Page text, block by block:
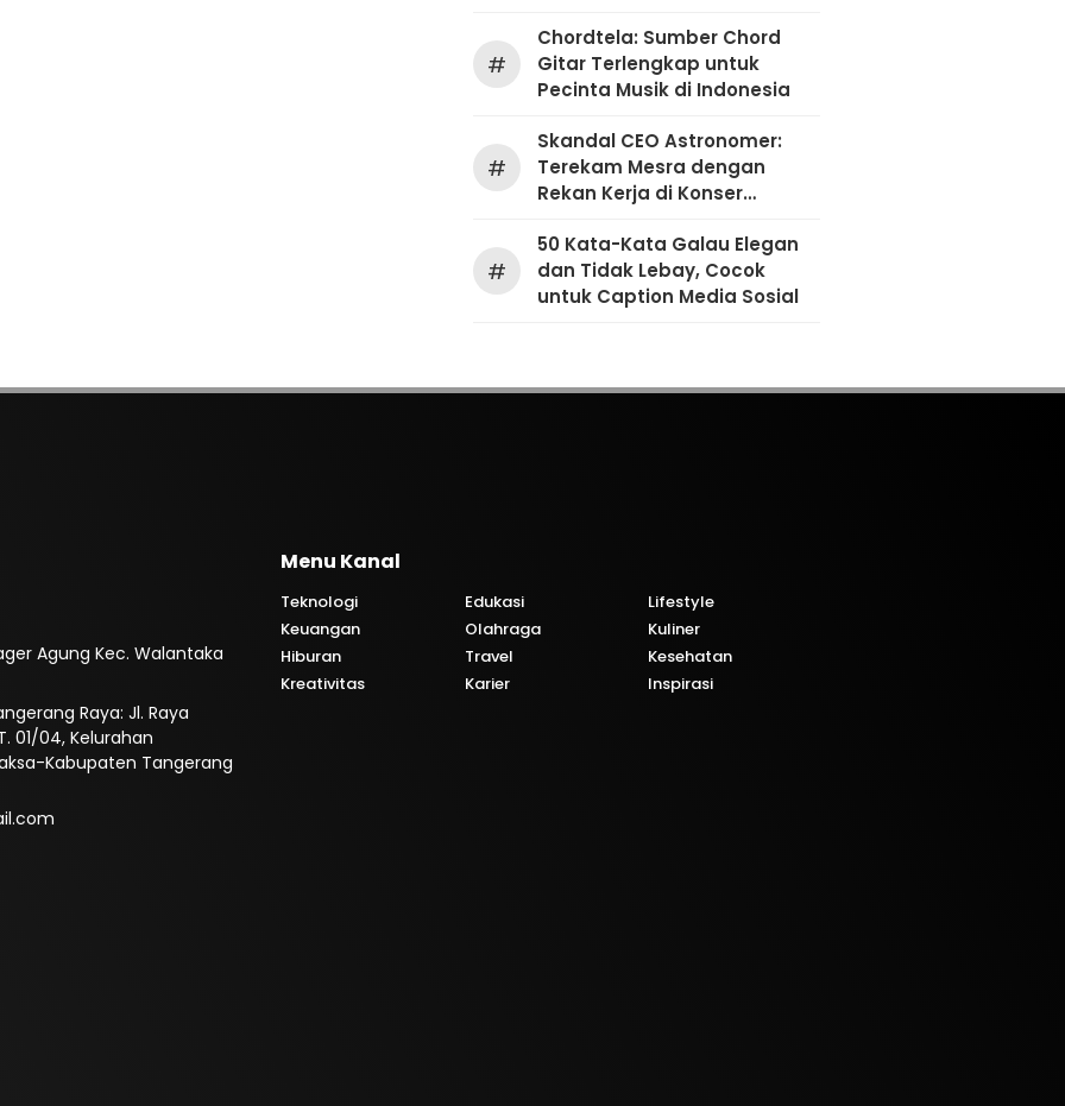
#
Chordtela: Sumber Chord
Gitar Terlengkap untuk
Pecinta Musik di Indonesia
#
Skandal CEO Astronomer:
Terekam Mesra dengan
Rekan Kerja di Konser
#
50 Kata-Kata Galau Elegan
dan Tidak Lebay, Cocok
untuk Caption Media Sosial
Agung Kec. Walantaka
Raya: Jl. Raya
01/04, Kelurahan
Kabupaten Tangerang
Menu Kanal
Teknologi Edukasi
Lifestyle
Keuangan
Olahraga
Kuliner
Hiburan
Travel
Kesehatan
Kreativitas
Karier Inspirasi